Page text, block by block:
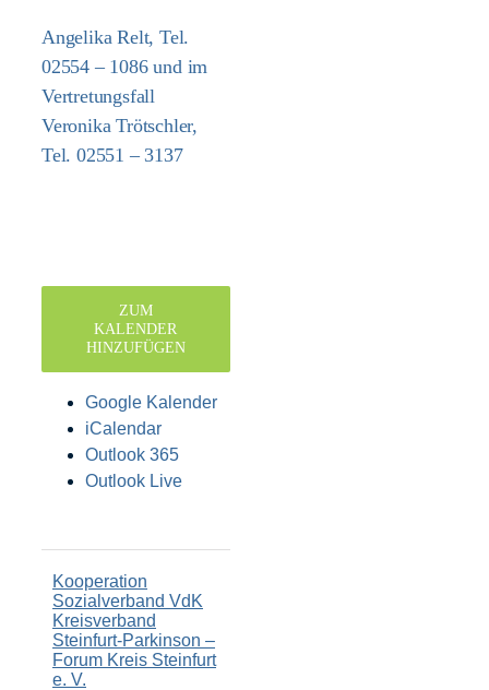
Angelika Relt, Tel.
02554 – 1086 und im
Vertretungsfall
Veronika Trötschler,
Tel. 02551 – 3137
ZUM
KALENDER
HINZUFÜGEN
Google Kalender
iCalendar
Outlook 365
Outlook Live
Kooperation
Sozialverband VdK
Kreisverband
Steinfurt-Parkinson –
Forum Kreis Steinfurt
e. V.